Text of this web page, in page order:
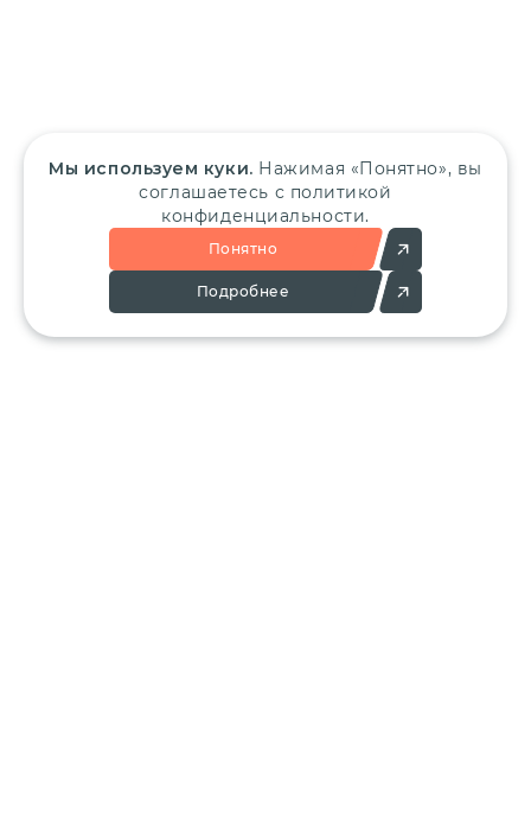
Мы используем куки. Нажимая «Понятно», вы
соглашаетесь с политикой
конфиденциальности.
Понятно
Подробнее